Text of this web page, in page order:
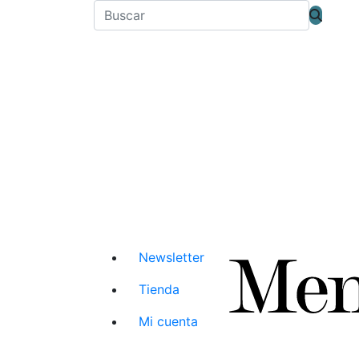
Newsletter
Tienda
Mi cuenta